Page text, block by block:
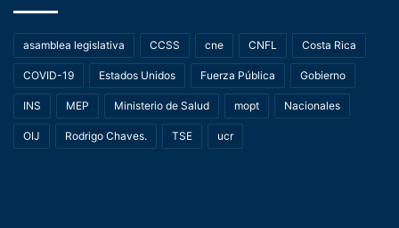
asamblea legislativa CCSS cne CNFL Costa Rica
COVID-19 Estados Unidos Fuerza Pública Gobierno
INS MEP Ministerio de Salud mopt Nacionales
OIJ Rodrigo Chaves. TSE ucr